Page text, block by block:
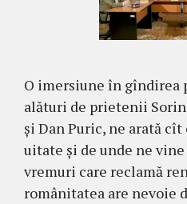
O imersiune în gîndirea
alături de prietenii Sorin
și Dan Puric, ne arată
uitate și de unde ne vine
vremuri care reclamă
românitatea are nevoie